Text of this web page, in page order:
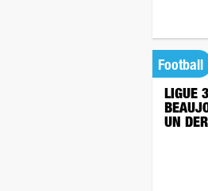
Football
LIGUE
UN